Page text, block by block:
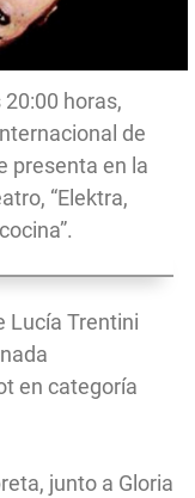
20:00 horas,
de
presenta en la
“Elektra,
Lucía Trentini
en categoría
junto a Gloria